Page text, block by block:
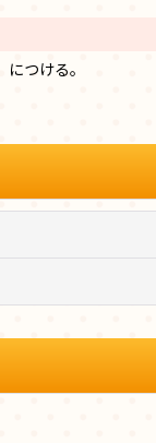
つける。